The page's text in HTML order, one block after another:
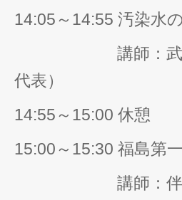
14:05～14:55 汚染水
講師：武藤類子
代表）
14:55～15:00 休憩
15:00～15:30 福島第
講師：伴英幸（